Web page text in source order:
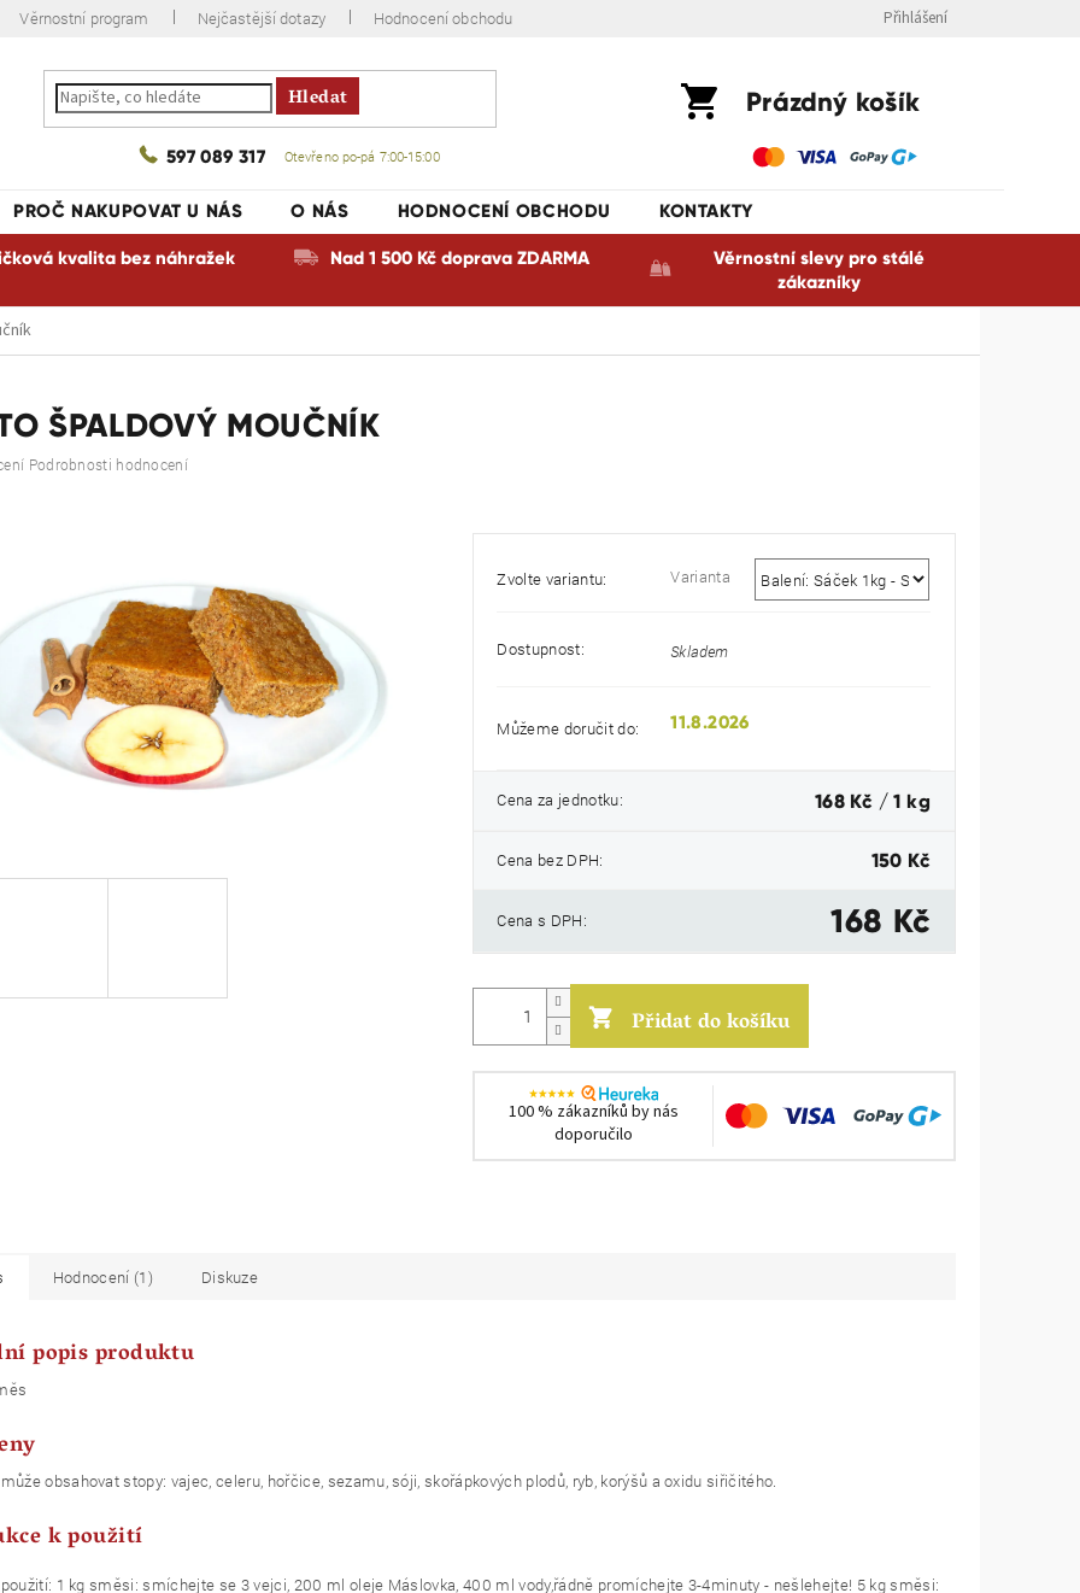
Věrnostní program Nejčastější dotazy Hodnocení obchodu Přihlášení
Hledat
Nákupní
Prázdný košík
597 089 317 Otevřeno po-pá 7:00-15:00
PROČ NAKUPOVAT U NÁS O NÁS HODNOCENÍ OBCHODU KONTAKTY
kvalita bez náhražek Nad 1 500 Kč doprava ZDARMA
Věrnostní slevy pro stálé
zákazníky
ŠPALDOVÝ MOUČNÍK
Podrobnosti hodnocení
Zvolte variantu: Varianta
Dostupnost: Skladem
Můžeme doručit do: 11.8.2026
Cena za jednotku:
Měrná
168 Kč / 1 kg
Cena bez DPH: 150 Kč
Cena s DPH: 168 Kč
Přidat do košíku
100 % zákazníků by nás
doporučilo
Hodnocení (1) Diskuze
popis produktu
obsahovat stopy: vajec, celeru, hořčice, sezamu, sóji, skořápkových plodů, ryb, korýšů a oxidu siřičitého.
k použití
1 kg směsi: smíchejte se 3 vejci, 200 ml oleje Máslovka, 400 ml vody,řádně promíchejte 3-4minuty - nešlehejte! 5 kg směsi: